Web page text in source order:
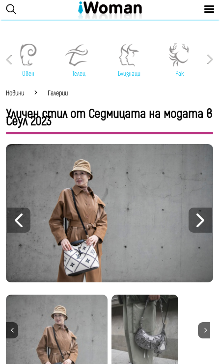
Овен Телец Близнаци Рак
Новини Галерии
Уличен стил от Седмицата на модата в
Сеул 2023